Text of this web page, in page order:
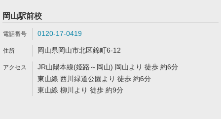
岡山駅前校
0120-17-0419
岡山県岡山市北区錦町6-12
JR山陽本線(姫路～岡山) 岡山より 徒歩 約6分
東山線 西川緑道公園より 徒歩 約6分
東山線 柳川より 徒歩 約9分